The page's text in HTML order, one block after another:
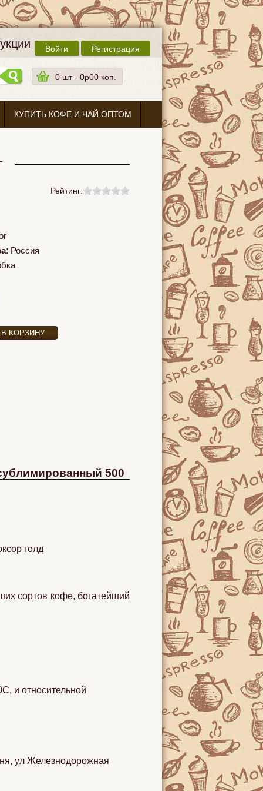
Войти Регистрация
0 шт - 0p00 коп.
КУПИТЬ КОФЕ И ЧАЙ ОПТОМ
Рейтинг:
: Россия
500
голд
сортов кофе, богатейший
и относительной
ул Железнодорожная